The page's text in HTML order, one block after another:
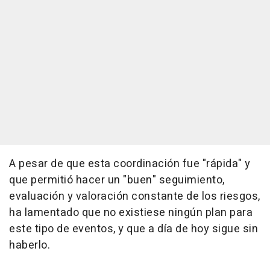
A pesar de que esta coordinación fue "rápida" y
que permitió hacer un "buen" seguimiento,
evaluación y valoración constante de los riesgos,
ha lamentado que no existiese ningún plan para
este tipo de eventos, y que a día de hoy sigue sin
haberlo.